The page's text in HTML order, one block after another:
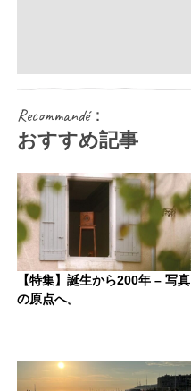
Recommandé：
おすすめ記事
【特集】誕生から200年 – 写真
の原点へ。